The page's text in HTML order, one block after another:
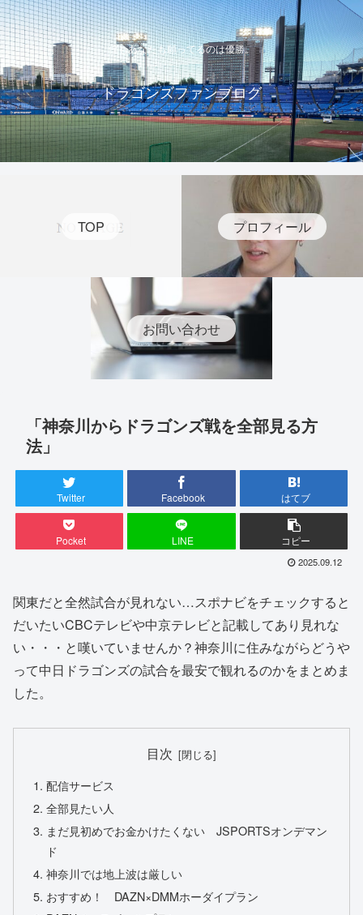
僕もあなたも願ってるのは優勝。
ドラゴンズファンブログ
TOP プロフィール
お問い合わせ
「神奈川からドラゴンズ戦を全部見る方
法」
Twitter Facebook はてブ
Pocket LINE コピー
2025.09.12
関東だと全然試合が見れない…スポナビをチェックすると
だいたいCBCテレビや中京テレビと記載してあり見れな
い・・・と嘆いていませんか？神奈川に住みながらどうや
って中日ドラゴンズの試合を最安で観れるのかをまとめま
した。
目次
配信サービス
全部見たい人
まだ見初めでお金かけたくない JSPORTSオンデマン
ド
神奈川では地上波は厳しい
おすすめ！ DAZN×DMMホーダイプラン